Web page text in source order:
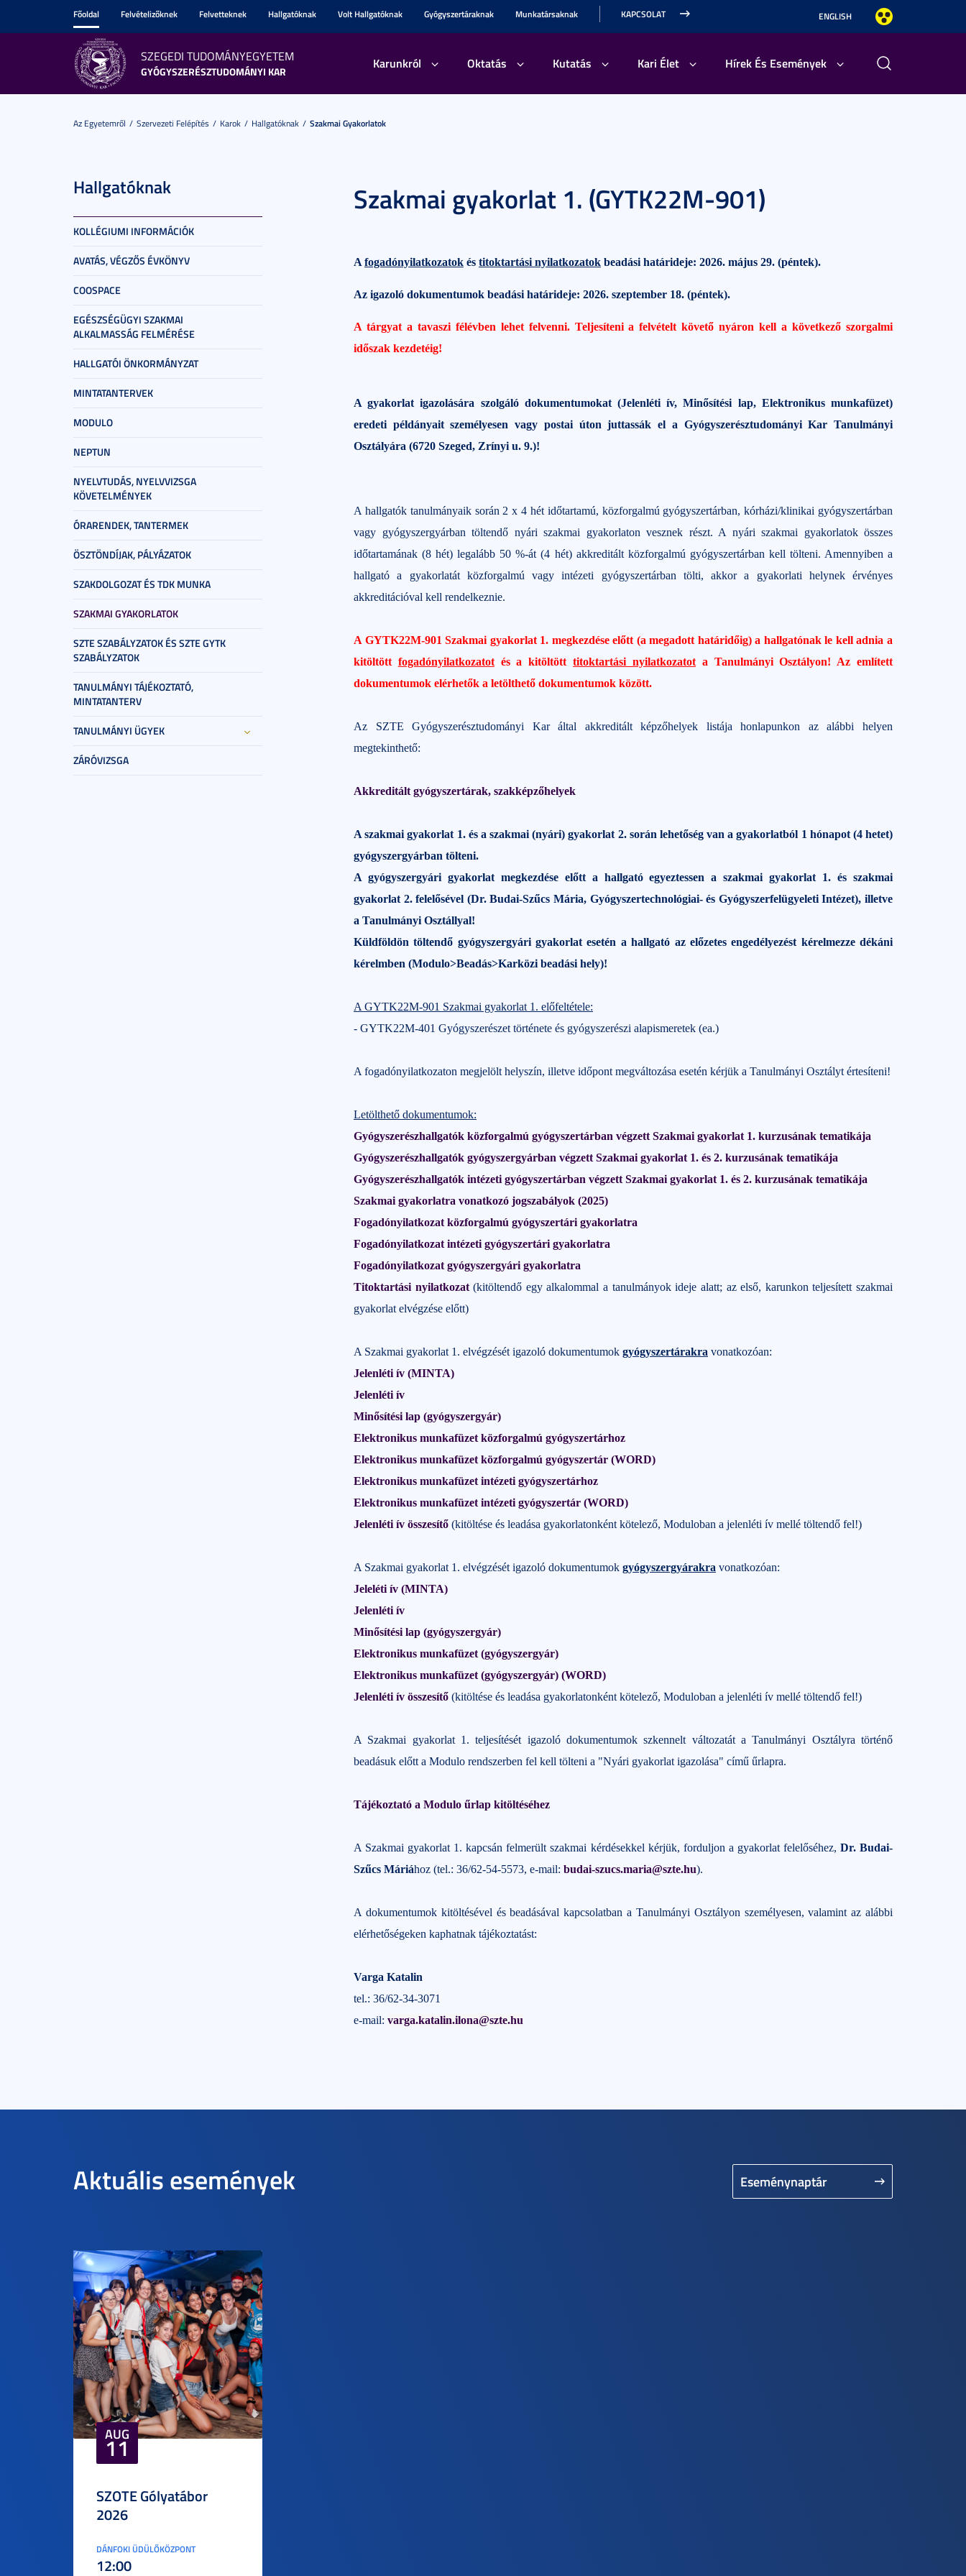
Főoldal Felvételizőknek Felvetteknek Hallgatóknak Volt Hallgatóknak Gyógyszertáraknak Munkatársaknak KAPCSOLAT ENGLISH
SZEGEDI TUDOMÁNYEGYETEM
GYÓGYSZERÉSZTUDOMÁNYI KAR Karunkról Oktatás Kutatás Kari Élet Hírek És Események
Az Egyetemről Szervezeti Felépítés Karok Hallgatóknak Szakmai Gyakorlatok
Hallgatóknak
KOLLÉGIUMI INFORMÁCIÓK
AVATÁS, VÉGZŐS ÉVKÖNYV
COOSPACE
EGÉSZSÉGÜGYI SZAKMAI
ALKALMASSÁG FELMÉRÉSE
HALLGATÓI ÖNKORMÁNYZAT
MINTATANTERVEK
MODULO
NEPTUN
NYELVTUDÁS, NYELVVIZSGA
KÖVETELMÉNYEK
ÓRARENDEK, TANTERMEK
ÖSZTÖNDÍJAK, PÁLYÁZATOK
SZAKDOLGOZAT ÉS TDK MUNKA
SZAKMAI GYAKORLATOK
SZTE SZABÁLYZATOK ÉS SZTE GYTK
SZABÁLYZATOK
TANULMÁNYI TÁJÉKOZTATÓ,
MINTATANTERV
TANULMÁNYI ÜGYEK
ZÁRÓVIZSGA
Szakmai gyakorlat 1. (GYTK22M-901)
A fogadónyilatkozatok és titoktartási nyilatkozatok beadási határideje: 2026. május 29. (péntek).
Az igazoló dokumentumok beadási határideje: 2026. szeptember 18. (péntek).
A tárgyat a tavaszi félévben lehet felvenni. Teljesíteni a felvételt követő nyáron kell a következő szorgalmi
időszak kezdetéig!
A gyakorlat igazolására szolgáló dokumentumokat (Jelenléti ív, Minősítési lap, Elektronikus munkafüzet)
eredeti példányait személyesen vagy postai úton juttassák el a Gyógyszerésztudományi Kar Tanulmányi
Osztályára (6720 Szeged, Zrínyi u. 9.)!
A hallgatók tanulmányaik során 2 x 4 hét időtartamú, közforgalmú gyógyszertárban, kórházi/klinikai gyógyszertárban
vagy gyógyszergyárban töltendő nyári szakmai gyakorlaton vesznek részt. A nyári szakmai gyakorlatok összes
időtartamának (8 hét) legalább 50 %-át (4 hét) akkreditált közforgalmú gyógyszertárban kell tölteni. Amennyiben a
hallgató a gyakorlatát közforgalmú vagy intézeti gyógyszertárban tölti, akkor a gyakorlati helynek érvényes
akkreditációval kell rendelkeznie.
A GYTK22M-901 Szakmai gyakorlat 1. megkezdése előtt (a megadott határidőig) a hallgatónak le kell adnia a
kitöltött fogadónyilatkozatotés a kitöltötttitoktartási nyilatkozatota Tanulmányi Osztályon! Az említett
dokumentumok elérhetők a letölthető dokumentumok között.
Az SZTE Gyógyszerésztudományi Kar által akkreditált képzőhelyek listája honlapunkon az alábbi helyen
megtekinthető:
Akkreditált gyógyszertárak, szakképzőhelyek
A szakmai gyakorlat 1. és a szakmai (nyári) gyakorlat 2. során lehetőség van a gyakorlatból 1 hónapot (4 hetet)
gyógyszergyárban tölteni.
A gyógyszergyári gyakorlat megkezdése előtt a hallgató egyeztessen a szakmai gyakorlat 1. és szakmai
gyakorlat 2. felelősével (Dr. Budai-Szűcs Mária, Gyógyszertechnológiai- és Gyógyszerfelügyeleti Intézet), illetve
a Tanulmányi Osztállyal!
Küldföldön töltendő gyógyszergyári gyakorlat esetén a hallgató az előzetes engedélyezést kérelmezze dékáni
kérelmben (Modulo>Beadás>Karközi beadási hely)!
A GYTK22M-901 Szakmai gyakorlat 1. előfeltétele:
- GYTK22M-401 Gyógyszerészet története és gyógyszerészi alapismeretek (ea.)
A fogadónyilatkozaton megjelölt helyszín, illetve időpont megváltozása esetén kérjük a Tanulmányi Osztályt értesíteni!
Letölthető dokumentumok:
Gyógyszerészhallgatók közforgalmú gyógyszertárban végzett Szakmai gyakorlat 1. kurzusának tematikája
Gyógyszerészhallgatók gyógyszergyárban végzett Szakmai gyakorlat 1. és 2. kurzusának tematikája
Gyógyszerészhallgatók intézeti gyógyszertárban végzett Szakmai gyakorlat 1. és 2. kurzusának tematikája
Szakmai gyakorlatra vonatkozó jogszabályok (2025)
Fogadónyilatkozat közforgalmú gyógyszertári gyakorlatra
Fogadónyilatkozat intézeti gyógyszertári gyakorlatra
Fogadónyilatkozat gyógyszergyári gyakorlatra
Titoktartási nyilatkozat(kitöltendő egy alkalommal a tanulmányok ideje alatt; az első, karunkon teljesített szakmai
gyakorlat elvégzése előtt)
A Szakmai gyakorlat 1. elvégzését igazoló dokumentumok gyógyszertárakra vonatkozóan:
Jelenléti ív (MINTA)
Jelenléti ív
Minősítési lap (gyógyszergyár)
Elektronikus munkafüzet közforgalmú gyógyszertárhoz
Elektronikus munkafüzet közforgalmú gyógyszertár (WORD)
Elektronikus munkafüzet intézeti gyógyszertárhoz
Elektronikus munkafüzet intézeti gyógyszertár (WORD)
Jelenléti ív összesítő (kitöltése és leadása gyakorlatonként kötelező, Moduloban a jelenléti ív mellé töltendő fel!)
A Szakmai gyakorlat 1. elvégzését igazoló dokumentumok gyógyszergyárakra vonatkozóan:
Jeleléti ív (MINTA)
Jelenléti ív
Minősítési lap (gyógyszergyár)
Elektronikus munkafüzet (gyógyszergyár)
Elektronikus munkafüzet (gyógyszergyár) (WORD)
Jelenléti ív összesítő (kitöltése és leadása gyakorlatonként kötelező, Moduloban a jelenléti ív mellé töltendő fel!)
A Szakmai gyakorlat 1. teljesítését igazoló dokumentumok szkennelt változatát a Tanulmányi Osztályra történő
beadásuk előtt a Modulo rendszerben fel kell tölteni a "Nyári gyakorlat igazolása" című űrlapra.
Tájékoztató a Modulo űrlap kitöltéséhez
A Szakmai gyakorlat 1. kapcsán felmerült szakmai kérdésekkel kérjük, forduljon a gyakorlat felelőséhez, Dr. Budai-
Szűcs Máriához (tel.: 36/62-54-5573, e-mail: budai-szucs.maria@szte.hu).
A dokumentumok kitöltésével és beadásával kapcsolatban a Tanulmányi Osztályon személyesen, valamint az alábbi
elérhetőségeken kaphatnak tájékoztatást:
Varga Katalin
tel.: 36/62-34-3071
e-mail: varga.katalin.ilona@szte.hu
Aktuális események Eseménynaptár
AUG
11
SZOTE Gólyatábor
2026
DÁNFOKI ÜDÜLŐKÖZPONT
12:00